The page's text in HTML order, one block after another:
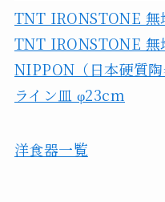
TNT IRONSTONE 無
TNT IRONSTONE 無
NIPPON（日本硬質
ライン皿 φ23cm
洋食器一覧